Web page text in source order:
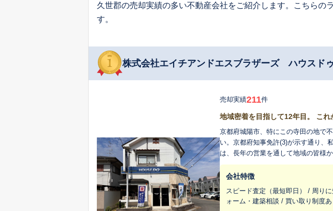
久世郡の売却実績の多い不動産会社をご紹介します。こちらの
す。
株式会社エイチアンドエスブラザーズ ハウスド
売却実績211件
地域密着を目指して12年目。 こ
京都府城陽市、特にこの寺田の地で
い。京都府知事免許(3)が示す通り、
は、長年の営業を通して地域の皆様からいただいた
近鉄京都線「寺田」駅周辺エリアに
までも「城陽市の不動産会社」です
納得いただける査定価格をご提示します。 代表をはじめ、スタッフ一同が何よりも大切にしているのは、
のご事情に親身に寄り添う姿勢です
会社特徴
スピード査定（最短即日） / 周り
ォーム・建築相談 / 買い取り制度